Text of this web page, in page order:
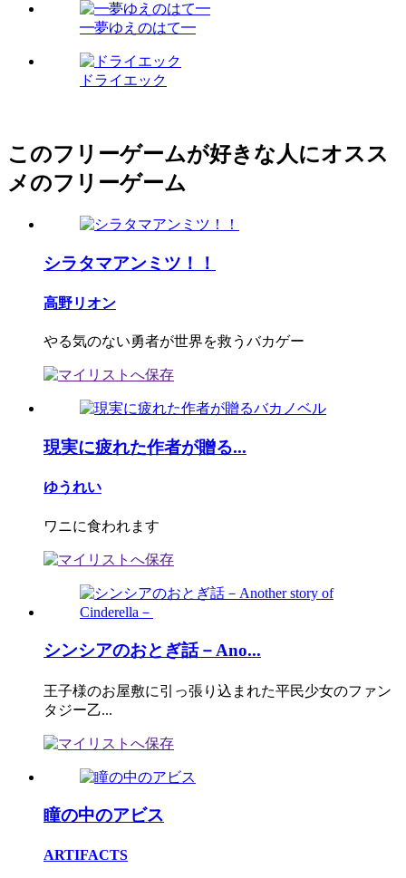
━夢ゆえのはて━
ドライエック
このフリーゲームが好きな人にオスス
メのフリーゲーム
シラタマアンミツ！！
高野リオン
やる気のない勇者が世界を救うバカゲー
現実に疲れた作者が贈る...
ゆうれい
ワニに食われます
シンシアのおとぎ話－Ano...
王子様のお屋敷に引っ張り込まれた平民少女のファン
タジー乙...
瞳の中のアビス
ARTIFACTS